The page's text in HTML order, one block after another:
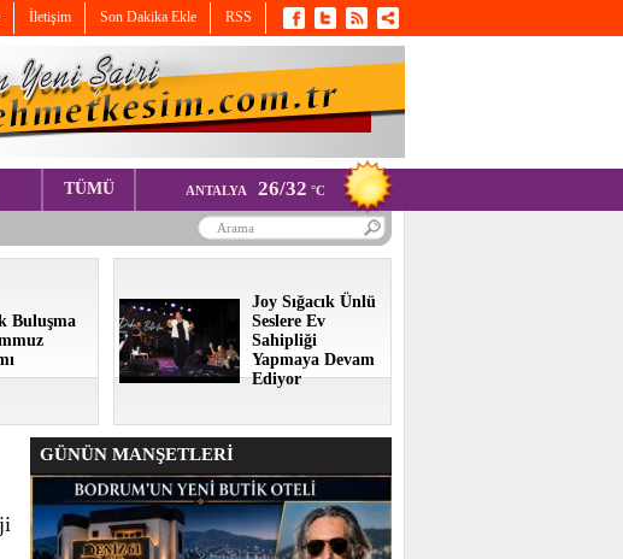
İletişim Son Dakika Ekle RSS
TÜMÜ ANTALYA 26/32 °C
Buluşma
Joy Sığacık Ünlü
Seslere Ev
Sahipliği
Yapmaya Devam
Ediyor
GÜNÜN MANŞETLERİ